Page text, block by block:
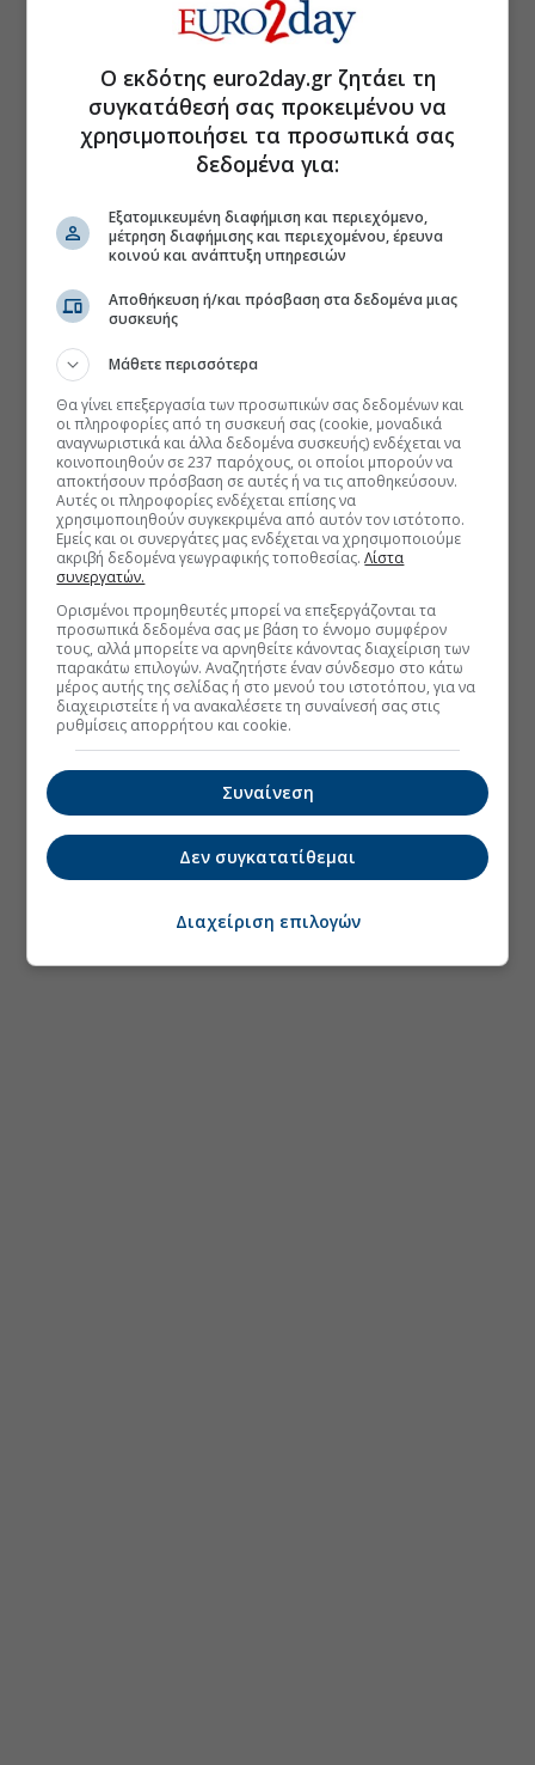
Ο εκδότης euro2day.gr ζητάει τη
συγκατάθεσή σας προκειμένου να
χρησιμοποιήσει τα προσωπικά σας
δεδομένα για:
Εξατομικευμένη διαφήμιση και περιεχόμενο,
μέτρηση διαφήμισης και περιεχομένου, έρευνα
κοινού και ανάπτυξη υπηρεσιών
Αποθήκευση ή/και πρόσβαση στα δεδομένα μιας
συσκευής
Μάθετε περισσότερα
Θα γίνει επεξεργασία των προσωπικών σας δεδομένων και
οι πληροφορίες από τη συσκευή σας (cookie, μοναδικά
αναγνωριστικά και άλλα δεδομένα συσκευής) ενδέχεται να
κοινοποιηθούν σε 237 παρόχους, οι οποίοι μπορούν να
αποκτήσουν πρόσβαση σε αυτές ή να τις αποθηκεύσουν.
Αυτές οι πληροφορίες ενδέχεται επίσης να
χρησιμοποιηθούν συγκεκριμένα από αυτόν τον ιστότοπο.
Εμείς και οι συνεργάτες μας ενδέχεται να χρησιμοποιούμε
ακριβή δεδομένα γεωγραφικής τοποθεσίας.Λίστα
συνεργατών.
Ορισμένοι προμηθευτές μπορεί να επεξεργάζονται τα
προσωπικά δεδομένα σας με βάση το έννομο συμφέρον
τους, αλλά μπορείτε να αρνηθείτε κάνοντας διαχείριση των
παρακάτω επιλογών. Αναζητήστε έναν σύνδεσμο στο κάτω
μέρος αυτής της σελίδας ή στο μενού του ιστοτόπου, για να
διαχειριστείτε ή να ανακαλέσετε τη συναίνεσή σας στις
ρυθμίσεις απορρήτου και cookie.
Συναίνεση
Δεν συγκατατίθεμαι
Διαχείριση επιλογών